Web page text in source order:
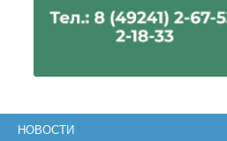
НОВОСТИ